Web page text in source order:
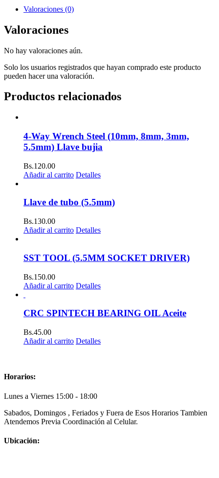
Valoraciones (0)
Valoraciones
No hay valoraciones aún.
Solo los usuarios registrados que hayan comprado este producto
pueden hacer una valoración.
Productos relacionados
4-Way Wrench Steel (10mm, 8mm, 3mm,
5.5mm) Llave bujia
Bs.120.00
Añadir al carrito Detalles
Llave de tubo (5.5mm)
Bs.130.00
Añadir al carrito Detalles
SST TOOL (5.5MM SOCKET DRIVER)
Bs.150.00
Añadir al carrito Detalles
CRC SPINTECH BEARING OIL Aceite
Bs.45.00
Añadir al carrito Detalles
Horarios:
Lunes a Viernes 15:00 - 18:00
Sabados, Domingos , Feriados y Fuera de Esos Horarios Tambien
Atendemos Previa Coordinación al Celular.
Ubicación: